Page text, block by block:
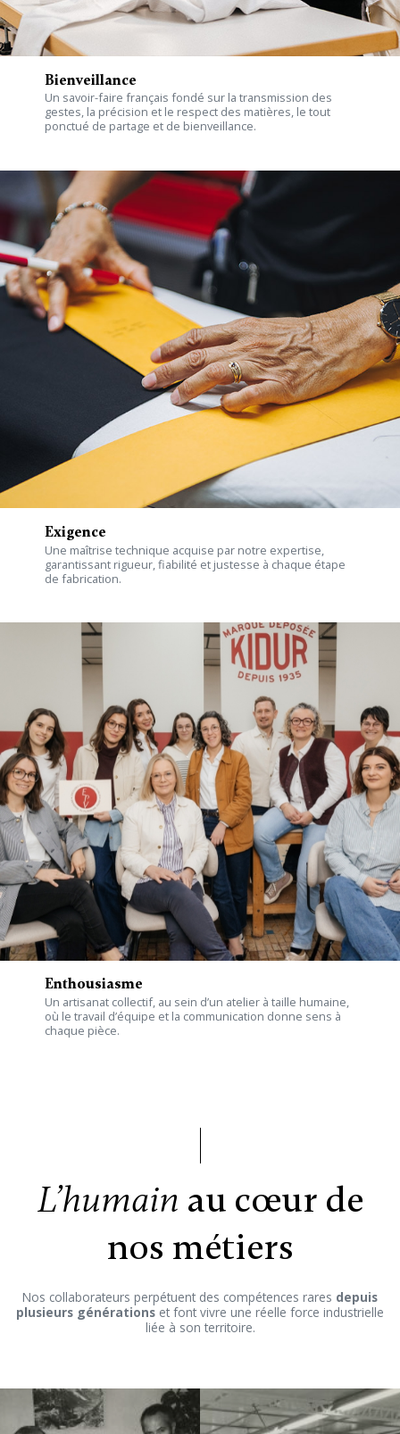
Bienveillance
Un savoir-faire français fondé sur la transmission des
gestes, la précision et le respect des matières, le tout
ponctué de partage et de bienveillance.
Exigence
Une maîtrise technique acquise par notre expertise,
garantissant rigueur, fiabilité et justesse à chaque étape
de fabrication.
Enthousiasme
Un artisanat collectif, au sein d’un atelier à taille humaine,
où le travail d’équipe et la communication donne sens à
chaque pièce.
L’humain au cœur de
nos métiers
Nos collaborateurs perpétuent des compétences rares depuis
plusieurs générations et font vivre une réelle force industrielle
liée à son territoire.